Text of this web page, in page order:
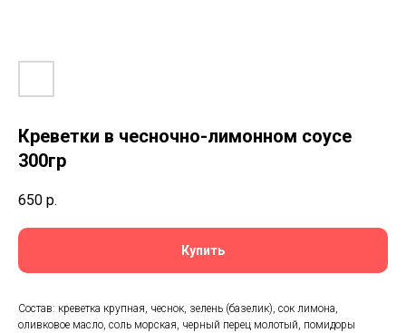
Креветки в чесночно-лимонном соусе
300гр
650 р.
Купить
Состав: креветка крупная, чеснок, зелень (базелик), сок лимона,
оливковое масло, соль морская, черный перец молотый, помидоры